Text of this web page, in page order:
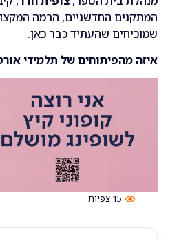
המתקנים החדשניים, הרמה
שמוכיחים שהעתיד כבר כאן.
איזה מהפיתוחים של תלמידי
15 צפיות